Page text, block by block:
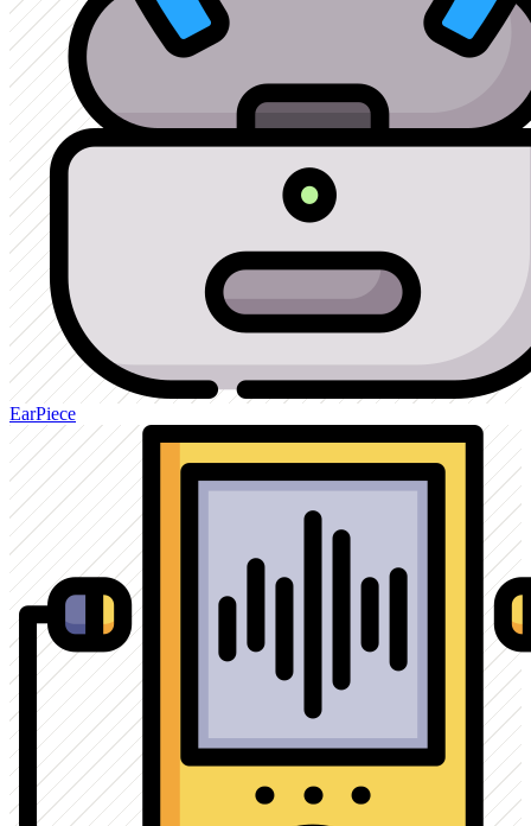
EarPiece